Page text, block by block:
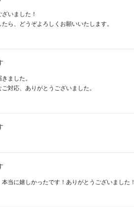
いました！
ら、どうぞよろしくお願いいたします。
ました。
対応、ありがとうございました。
当に嬉しかったです！ありがとうございました！